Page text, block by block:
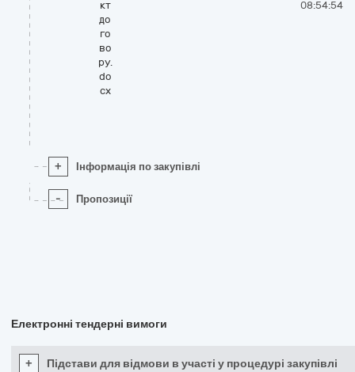
кт
до
го
во
ру.
do
cx
08:54:54
+ Інформація по закупівлі
- Пропозиції
Електронні тендерні вимоги
+ Підстави для відмови в участі у процедурі закупівлі